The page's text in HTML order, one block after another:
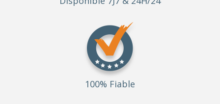
100% Fiable